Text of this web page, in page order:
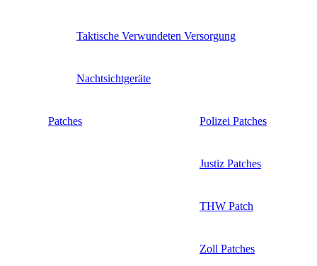
Taktische Verwundeten Versorgung
Nachtsichtgeräte
Patches Polizei Patches
Justiz Patches
THW Patch
Zoll Patches